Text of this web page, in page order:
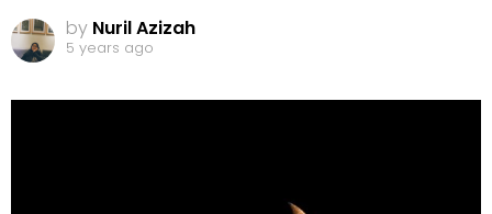
by Nuril Azizah
5 years ago